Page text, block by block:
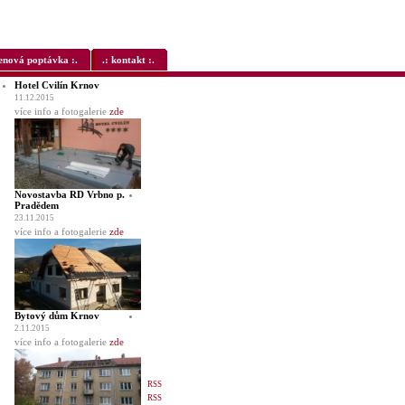
poptávka :. .: kontakt :.
Hotel Cvilín Krnov
11.12.2015
více info a fotogalerie zde
Novostavba RD Vrbno p.
Pradědem
23.11.2015
více info a fotogalerie zde
Bytový dům Krnov
2.11.2015
více info a fotogalerie zde
RSS
RSS